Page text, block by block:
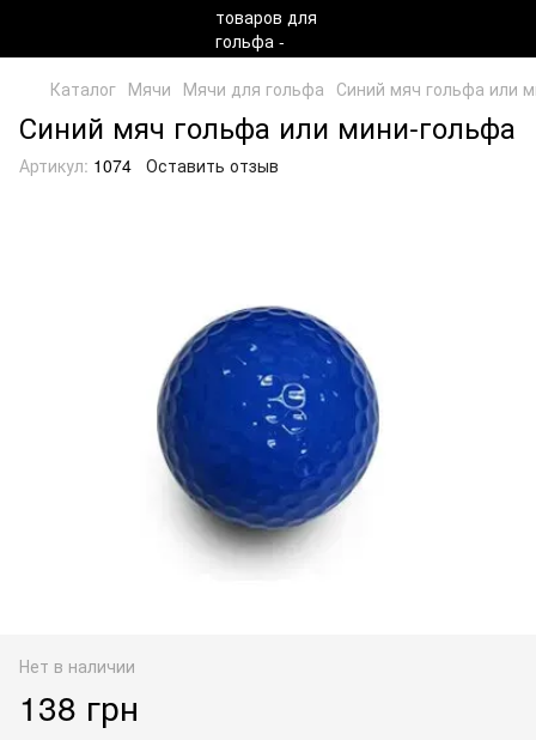
Каталог Мячи Мячи для гольфа Синий мяч гольфа или
Синий мяч гольфа или мини-гольфа
Артикул: 1074 Оставить отзыв
Нет в наличии
138 грн